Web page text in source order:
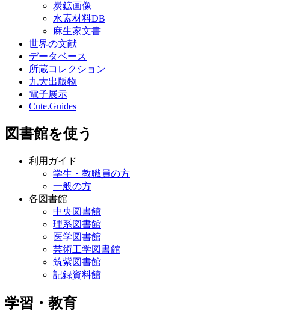
炭鉱画像
水素材料DB
麻生家文書
世界の文献
データベース
所蔵コレクション
九大出版物
電子展示
Cute.Guides
図書館を使う
利用ガイド
学生・教職員の方
一般の方
各図書館
中央図書館
理系図書館
医学図書館
芸術工学図書館
筑紫図書館
記録資料館
学習・教育